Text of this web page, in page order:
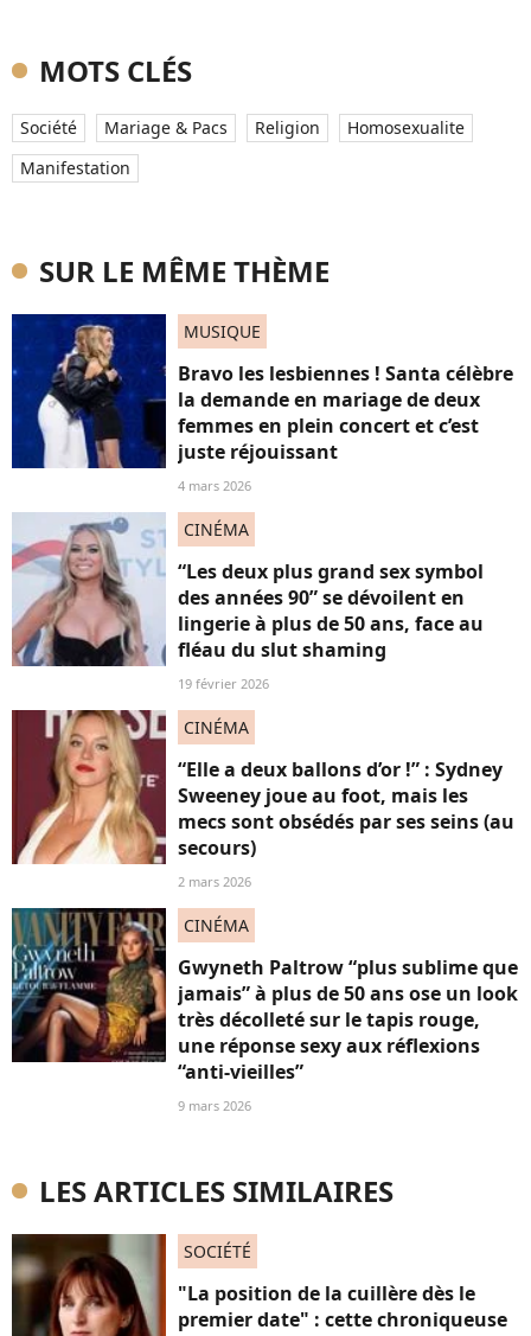
MOTS CLÉS
Société Mariage & Pacs Religion
Homosexualite
Manifestation
SUR LE MÊME THÈME
MUSIQUE
Bravo les lesbiennes ! Santa célèbre
la demande en mariage de deux
femmes en plein concert et c’est
juste réjouissant
4 mars 2026
CINÉMA
“Les deux plus grand sex symbol
des années 90” se dévoilent en
lingerie à plus de 50 ans, face au
fléau du slut shaming
19 février 2026
CINÉMA
“Elle a deux ballons d’or !” : Sydney
Sweeney joue au foot, mais les
mecs sont obsédés par ses seins (au
secours)
2 mars 2026
CINÉMA
Gwyneth Paltrow “plus sublime que
jamais” à plus de 50 ans ose un look
très décolleté sur le tapis rouge,
une réponse sexy aux réflexions
“anti-vieilles”
9 mars 2026
LES ARTICLES SIMILAIRES
SOCIÉTÉ
"La position de la cuillère dès le
premier date" : cette chroniqueuse